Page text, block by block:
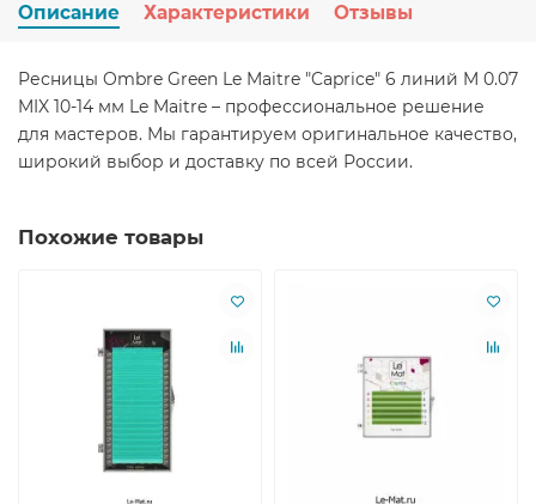
Описание Характеристики Отзывы
Ресницы Ombre Green Le Maitre "Caprice" 6 линий M 0.07
MIX 10-14 мм Le Maitre – профессиональное решение
для мастеров. Мы гарантируем оригинальное качество,
широкий выбор и доставку по всей России.
Похожие товары